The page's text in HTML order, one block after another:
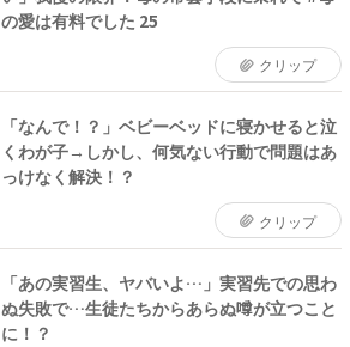
の愛は有料でした 25
クリップ
「なんで！？」ベビーベッドに寝かせると泣
くわが子→しかし、何気ない行動で問題はあ
っけなく解決！？
クリップ
「あの実習生、ヤバいよ…」実習先での思わ
ぬ失敗で…生徒たちからあらぬ噂が立つこと
に！？